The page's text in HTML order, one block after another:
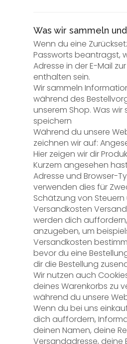
Was wir sammeln
Wenn du eine
Passworts beantragst,
Adresse in der E-Mail
enthalten sein.
Wir sammeln
während des
unserem Shop. Was wir
speichern
Während du unsere
zeichnen wir auf:
Hier zeigen wir dir
Kurzem angesehen
Adresse und Browser-
verwenden dies für
Schätzung von Steuern
Versandkosten
werden dich
anzugeben, um
Versandkosten
bevor du eine
dir die Bestellung
Wir nutzen auch
deines Warenkorbs zu
während du unsere
Wenn du bei uns
dich auffordern,
deinen Namen, deine
Versandadresse, deine